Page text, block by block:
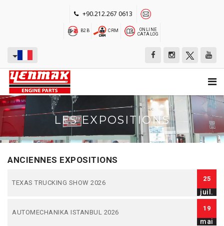
+90.212.267 0613
B2B CRM
ONLINE
CATALOG
LES EXPOSITIONS
ANCIENNES EXPOSITIONS
TEXAS TRUCKING SHOW 2026
25
juil.
AUTOMECHANIKA ISTANBUL 2026
19
mai